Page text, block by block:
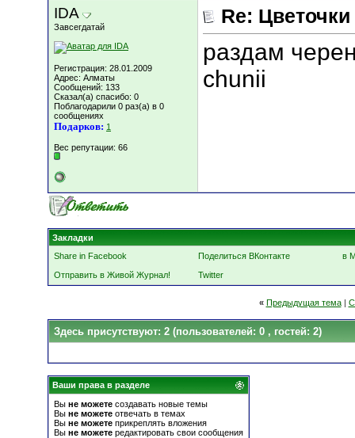
IDA
Завсегдатай
Регистрация: 28.01.2009
Адрес: Алматы
Сообщений: 133
Сказал(а) спасибо: 0
Поблагодарили 0 раз(а) в 0
сообщениях
Подарков: 1
Вес репутации: 66
Re:
раздам
chunii
Закладки
Share in Facebook
Поделиться ВКонтакте
в
Отправить в Живой Журнал!
Twitter
« Предыдущая тема|
Здесь присутствуют: 2 (пользователей: 0 , гостей: 2)
Ваши права в разделе
Вы не можете создавать новые темы
Вы не можете отвечать в темах
Вы не можете прикреплять вложения
Вы не можете редактировать свои сообщения